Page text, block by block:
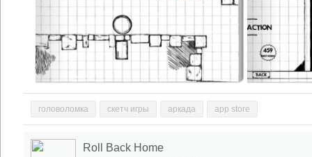
головоломка скетч игры аркада app store
Roll Back Home